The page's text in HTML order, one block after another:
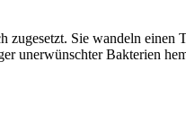
Sie wandeln einen
unerwünschter Bakterien